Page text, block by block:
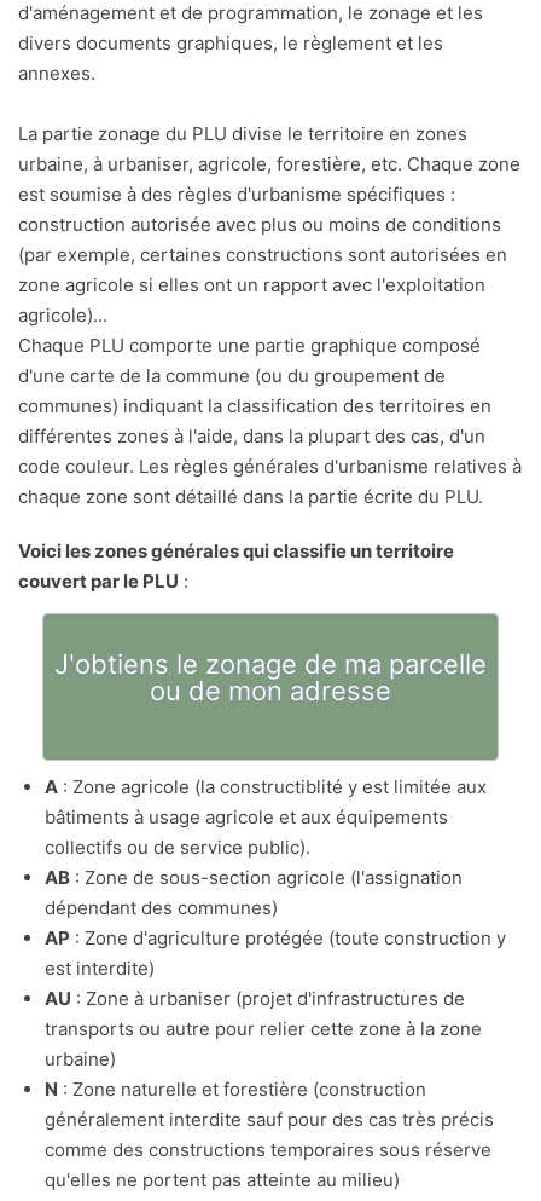
d'aménagement et de programmation, le zonage et les
divers documents graphiques, le règlement et les
annexes.
La partie zonage du PLU divise le territoire en zones
urbaine, à urbaniser, agricole, forestière, etc. Chaque zone
est soumise à des règles d'urbanisme spécifiques :
construction autorisée avec plus ou moins de conditions
(par exemple, certaines constructions sont autorisées en
zone agricole si elles ont un rapport avec l'exploitation
agricole)...
Chaque PLU comporte une partie graphique composé
d'une carte de la commune (ou du groupement de
communes) indiquant la classification des territoires en
différentes zones à l'aide, dans la plupart des cas, d'un
code couleur. Les règles générales d'urbanisme relatives à
chaque zone sont détaillé dans la partie écrite du PLU.
Voici les zones générales qui classifie un territoire
couvert par le PLU :
J'obtiens le zonage de ma parcelle
ou de mon adresse
A : Zone agricole (la constructiblité y est limitée aux
bâtiments à usage agricole et aux équipements
collectifs ou de service public).
AB : Zone de sous-section agricole (l'assignation
dépendant des communes)
AP : Zone d'agriculture protégée (toute construction y
est interdite)
AU : Zone à urbaniser (projet d'infrastructures de
transports ou autre pour relier cette zone à la zone
urbaine)
N : Zone naturelle et forestière (construction
généralement interdite sauf pour des cas très précis
comme des constructions temporaires sous réserve
qu'elles ne portent pas atteinte au milieu)